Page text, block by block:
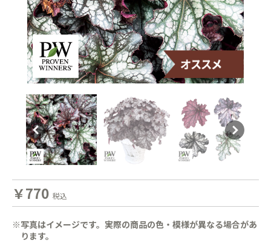
￥770 税込
※写真はイメージです。実際の商品の色・模様が異なる場合があ
ります。